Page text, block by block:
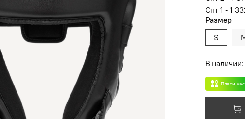
Опт 1 - 1
Размер
S
В
Плати